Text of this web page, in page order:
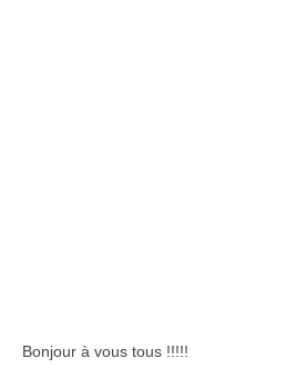
Bonjour à vous tous !!!!!